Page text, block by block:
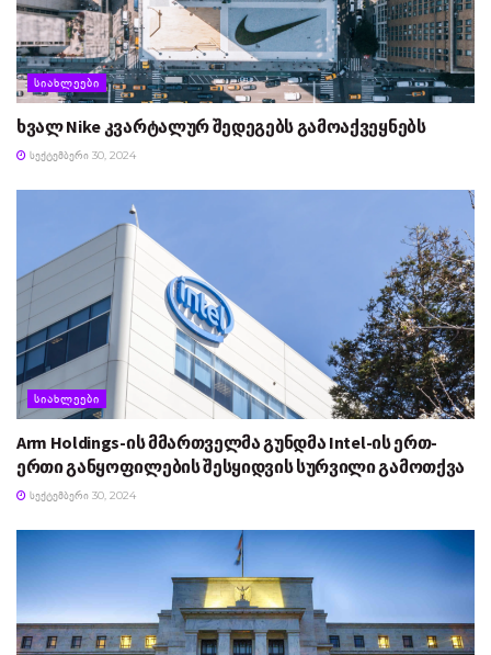
ᲡᲘᲐᲮᲚᲔᲔᲑᲘ
ხვალ Nike კვარტალურ შედეგებს გამოაქვეყნებს
ᲡᲔᲥᲢᲔᲛᲑᲔᲠᲘ 30, 2024
ᲡᲘᲐᲮᲚᲔᲔᲑᲘ
Arm Holdings-ის მმართველმა გუნდმა Intel-ის ერთ-
ერთი განყოფილების შესყიდვის სურვილი გამოთქვა
ᲡᲔᲥᲢᲔᲛᲑᲔᲠᲘ 30, 2024